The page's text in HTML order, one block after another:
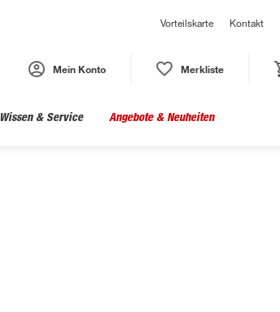
Vorteilskarte Kontakt
Mein Konto Merkliste
Wissen & Service Angebote & Neuheiten